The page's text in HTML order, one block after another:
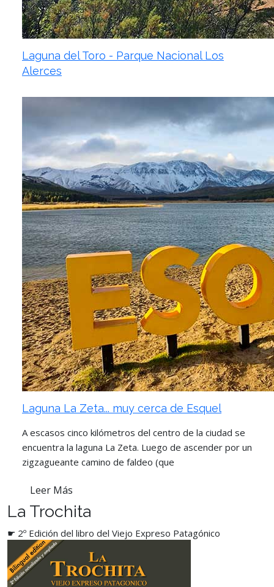
Laguna del Toro - Parque Nacional Los
Alerces
Laguna La Zeta... muy cerca de Esquel
A escasos cinco kilómetros del centro de la ciudad se
encuentra la laguna La Zeta. Luego de ascender por un
zigzagueante camino de faldeo (que
Leer Más
La Trochita
☛ 2º Edición del libro del Viejo Expreso Patagónico